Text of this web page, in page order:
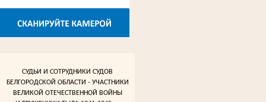
СУДЬИ И СОТРУДНИКИ СУДОВ
БЕЛГОРОДСКОЙ ОБЛАСТИ - УЧАСТНИКИ
ВЕЛИКОЙ ОТЕЧЕСТВЕННОЙ ВОЙНЫ